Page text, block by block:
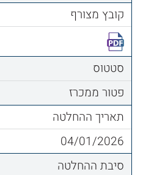
קובץ מצורף
סטטוס
פטור ממכרז
תאריך ההחלטה
04/01/2026
סיבת ההחלטה